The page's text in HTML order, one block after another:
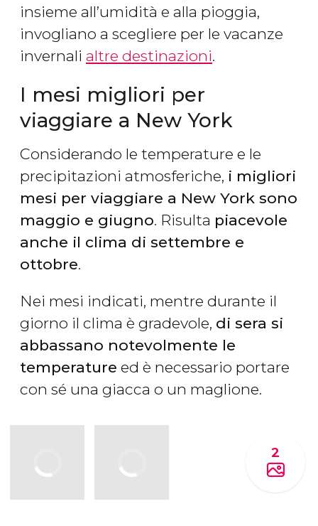
insieme all’umidità e alla pioggia,
invogliano a scegliere per le vacanze
invernali altre destinazioni.
I mesi migliori per
viaggiare a New York
Considerando le temperature e le
precipitazioni atmosferiche, i migliori
mesi per viaggiare a New York sono
maggio e giugno. Risulta piacevole
anche il clima di settembre e
ottobre.
Nei mesi indicati, mentre durante il
giorno il clima è gradevole, di sera si
abbassano notevolmente le
temperature ed è necessario portare
con sé una giacca o un maglione.
2